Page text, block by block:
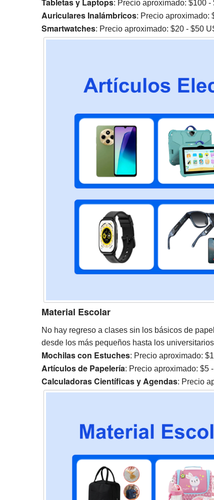
Tabletas y Laptops: Precio aproximado: $100 -
Auriculares Inalámbricos: Precio aproximado:
Smartwatches: Precio aproximado: $20 - $50
Material Escolar
No hay regreso a clases sin los básicos de
desde los más pequeños hasta los
Mochilas con Estuches: Precio aproximado:
Artículos de Papelería: Precio aproximado: $5
Calculadoras Científicas y Agendas: Precio